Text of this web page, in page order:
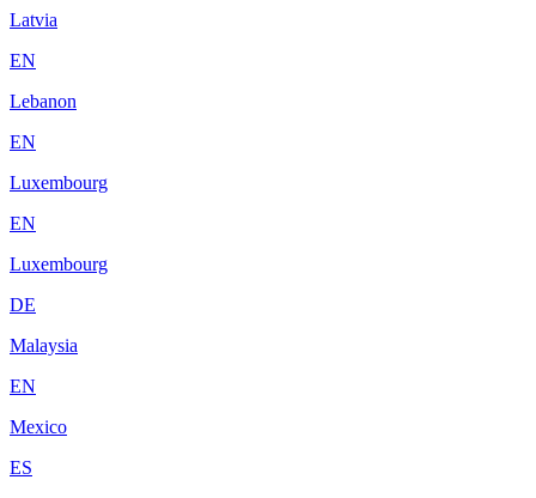
Latvia
EN
Lebanon
EN
Luxembourg
EN
Luxembourg
DE
Malaysia
EN
Mexico
ES